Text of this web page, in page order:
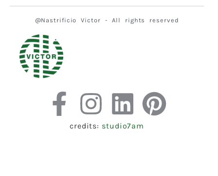
@Nastrificio Victor - All rights reserved
credits: studio7am